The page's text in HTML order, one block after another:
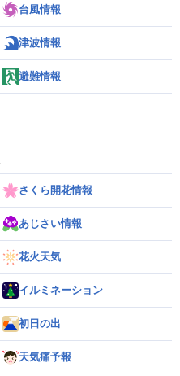
台風情報
津波情報
避難情報
さくら開花情報
あじさい情報
花火天気
イルミネーション
初日の出
天気痛予報